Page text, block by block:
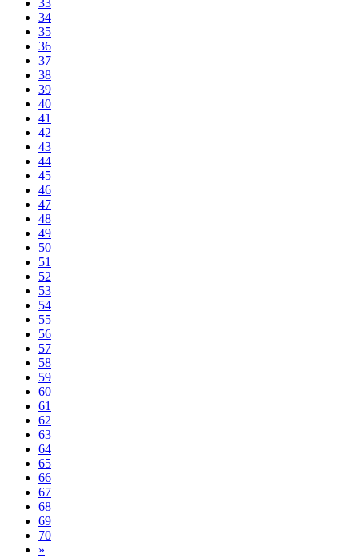
33
34
35
36
37
38
39
40
41
42
43
44
45
46
47
48
49
50
51
52
53
54
55
56
57
58
59
60
61
62
63
64
65
66
67
68
69
70
»